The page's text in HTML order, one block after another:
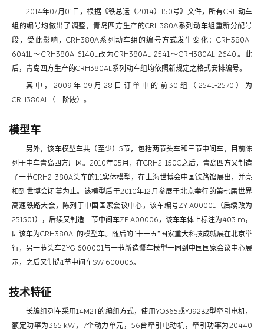
2014年07月01日，根据《铁总运（2014）150号》文件，所有CRH动车
组的编号均做出了调整，青岛四方生产的CRH380A系列动车组重新分配号
段，受此影响，CRH380A系列动车组的编号方式发生变化：CRH380A-
6041L～CRH380A-6140L改为CRH380AL-2541～CRH380AL-2640。此
后，青岛四方生产的CRH380AL系列动车组均依照新规定之格式安排编号。
其中，2009年09月28日订单中的前30组（2541-2570）为
CRH380AL（一阶段）。
模型车
另外，该车模型车共（至少）5节，包括两节头车和三节中间车，目前陈
列于中车青岛四方厂区。2010年05月，在CRH2-150C之后，青岛四方又制造
了一节CRH2-380A头车的1:1实体模型，在上海世博会中国铁路馆展出，并亮
相到世博会闭幕为止。该模型后于2010年12月参展于北京举行的第七届世界
高速铁路大会，陈列于中国国家会议中心，该车编号ZY A00001（后续改为
251501），后续又制造一节中间车ZE A00006，该车车体上标注为403 m，
即该车为CRH380AL的模型车。随后的“十一五”国家重大科技成就展在北京举
行，另一节头车ZYG 600001与一节新造餐车模型一同到中国国家会议中心展
示，之后又制造1节中间车SW 600003。
技术特征
长编组列车采用14M2T的编组方式，使用YQ365或YJ92B2型牵引电机，
额定功率为365 kW，7个动力单元，56台牵引电动机，牵引功率为20440